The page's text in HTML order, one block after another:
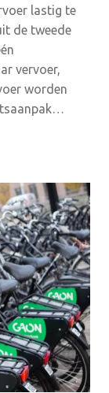
lastig te
de tweede
vervoer,
worden